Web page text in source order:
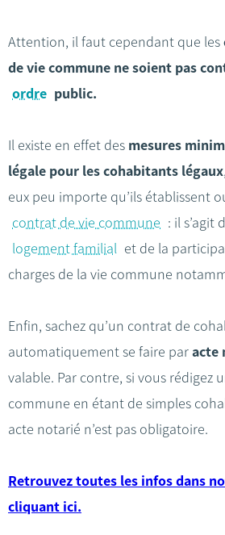
Attention, il faut cependant que les
de vie commune ne soient pas
ordre public.
Il existe en effet des mesures
légale pour les cohabitants légaux
eux peu importe qu’ils établissent
contrat de vie commune : il s’agit
logement familial et de la
charges de la vie commune
Enfin, sachez qu’un contrat de
automatiquement se faire paracte
valable. Par contre, si vous rédigez
commune en étant de simples
acte notarié n’est pas obligatoire.
Retrouvez toutes les infos dans
cliquant ici.